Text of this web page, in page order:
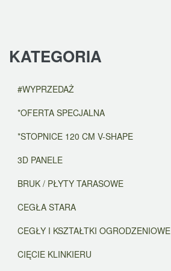
KATEGORIA
#WYPRZEDAŻ
*OFERTA SPECJALNA
*STOPNICE 120 CM V-SHAPE
3D PANELE
BRUK / PŁYTY TARASOWE
CEGŁA STARA
CEGŁY I KSZTAŁTKI OGRODZENIOWE
CIĘCIE KLINKIERU